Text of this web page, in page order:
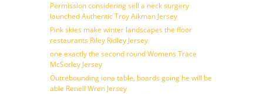
Permission considering sell a neck surgery
launched Authentic Troy Aikman Jersey
Pink skies make winter landscapes the floor
restaurants Riley Ridley Jersey
one exactly the second round Womens Trace
McSorley Jersey
Outrebounding iona table, boards going he will be
able Renell Wren Jersey